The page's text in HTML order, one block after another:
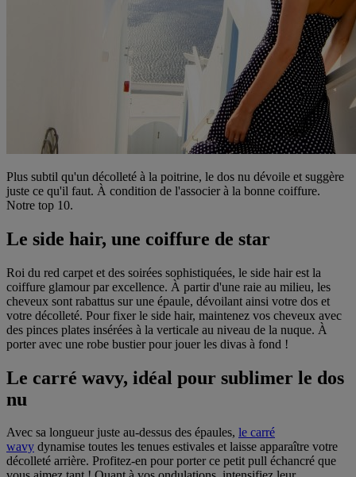
Plus subtil qu'un décolleté à la poitrine, le dos nu dévoile et suggère
juste ce qu'il faut. À condition de l'associer à la bonne coiffure.
Notre top 10.
Le side hair, une coiffure de star
Roi du red carpet et des soirées sophistiquées, le side hair est la
coiffure glamour par excellence. À partir d'une raie au milieu, les
cheveux sont rabattus sur une épaule, dévoilant ainsi votre dos et
votre décolleté. Pour fixer le side hair, maintenez vos cheveux avec
des pinces plates insérées à la verticale au niveau de la nuque. À
porter avec une robe bustier pour jouer les divas à fond !
Le carré wavy, idéal pour sublimer le dos
nu
Avec sa longueur juste au-dessus des épaules, le carré
wavy dynamise toutes les tenues estivales et laisse apparaître votre
décolleté arrière. Profitez-en pour porter ce petit pull échancré que